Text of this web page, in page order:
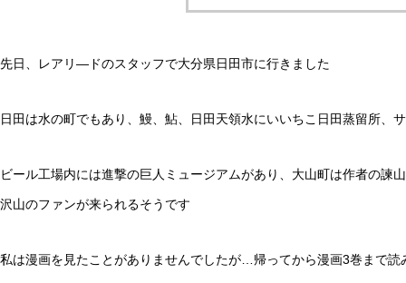
先日、レアリ―ドのスタッフで大分県日田市に行きました
日田は水の町でもあり、鰻、鮎、日田天領水にいいちこ日田蒸留所、
ビール工場内には進撃の巨人ミュージアムがあり、大山町は作者の諫
沢山のファンが来られるそうです
私は漫画を見たことがありませんでしたが…帰ってから漫画3巻まで読